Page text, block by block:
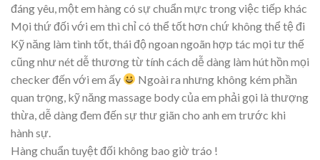
đáng yêu, một em hàng có sự chuẩn mực trong việc tiếp khác
Mọi thứ đối với em thì chỉ có thể tốt hơn chứ không thể tệ đi
Kỹ năng làm tình tốt, thái độ ngoan ngoãn hợp tác mọi tư thế
cũng như nét dễ thương từ tính cách dễ dàng làm hút hồn mọi
checker đến với em ấy
Ngoài ra nhưng không kém phần
quan trọng, kỹ năng massage body của em phải gọi là thượng
thừa, dễ dàng đem đến sự thư giãn cho anh em trước khi
hành sự.
Hàng chuẩn tuyệt đối không bao giờ tráo !